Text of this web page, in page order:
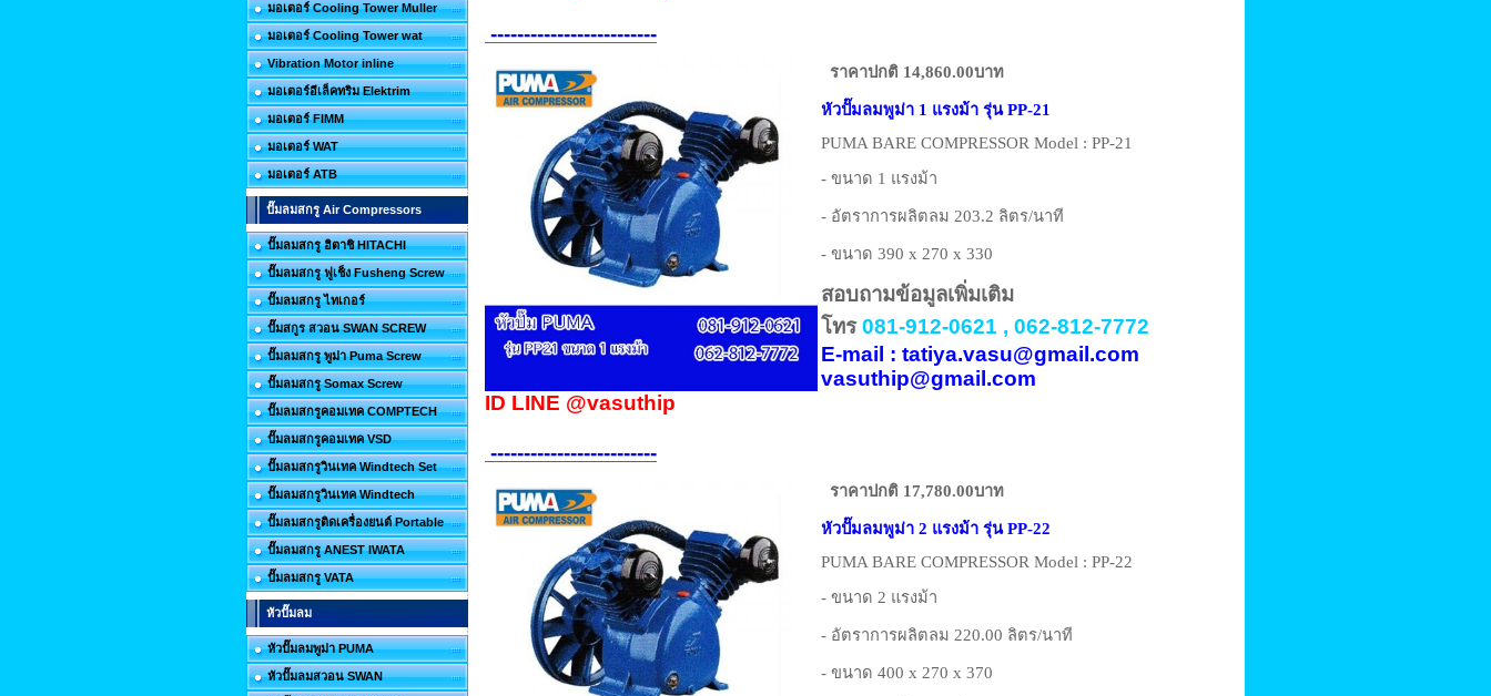
มอเตอร์ Cooling Tower Muller
มอเตอร์ Cooling Tower wat
Vibration Motor inline
มอเตอร์อีเล็คทริม Elektrim
มอเตอร์ FIMM
มอเตอร์ WAT
มอเตอร์ ATB
ปั๊มลมสกรู Air Compressors
ปั๊มลมสกรู ฮิตาชิ HITACHI
ปั๊มลมสกรู ฟูเช็ง Fusheng Screw
ปั๊มลมสกรู ไทเกอร์
ปั๊มสกูร สวอน SWAN SCREW
ปั๊มลมสกรู พูม่า Puma Screw
ปั๊มลมสกรู Somax Screw
ปั๊มลมสกรูคอมเทค COMPTECH
ปั๊มลมสกรูคอมเทค VSD
ปั๊มลมสกรูวินเทค Windtech Set
ปั๊มลมสกรูวินเทค Windtech
ปั๊มลมสกรูติดเครื่องยนต์ Portable
ปั๊มลมสกรู ANEST IWATA
ปั๊มลมสกรู VATA
หัวปั๊มลม
หัวปั๊มลมพูม่า PUMA
หัวปั๊มลมสวอน SWAN
-------------------------
ราคาปกติ 14,860.00บาท
หัวปั๊มลมพูม่า 1 แรงม้า รุ่น PP-21
PUMA BARE COMPRESSOR Model : PP-21
- ขนาด 1 แรงม้า
- อัตราการผลิตลม 203.2 ลิตร/นาที
- ขนาด 390 x 270 x 330
สอบถามข้อมูลเพิ่มเติม
โทร081-912-0621 , 062-812-7772
E-mail : tatiya.vasu@gmail.com
vasuthip@gmail.com
ID LINE @vasuthip
-------------------------
ราคาปกติ 17,780.00บาท
หัวปั๊มลมพูม่า 2 แรงม้า รุ่น PP-22
PUMA BARE COMPRESSOR Model : PP-22
- ขนาด 2 แรงม้า
- อัตราการผลิตลม 220.00 ลิตร/นาที
- ขนาด 400 x 270 x 370